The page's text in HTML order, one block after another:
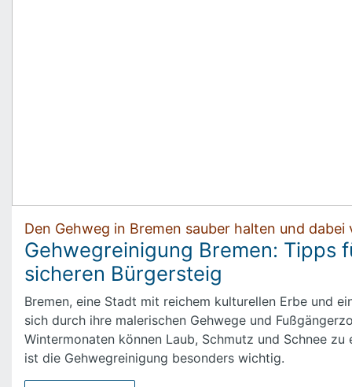
Den Gehweg in Bremen sauber halten und
Gehwegreinigung Bremen: Tipps
sicheren Bürgersteig
Bremen, eine Stadt mit reichem kulturellen Erbe und
sich durch ihre malerischen Gehwege und
Wintermonaten können Laub, Schmutz und Schnee
ist die Gehwegreinigung besonders wichtig.